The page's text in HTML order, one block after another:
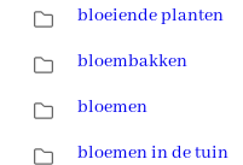
bloeiende planten
bloembakken
bloemen
bloemen in de tuin